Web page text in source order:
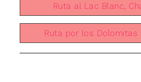
Ruta al Lac Blanc,
Ruta por los Dolomitas